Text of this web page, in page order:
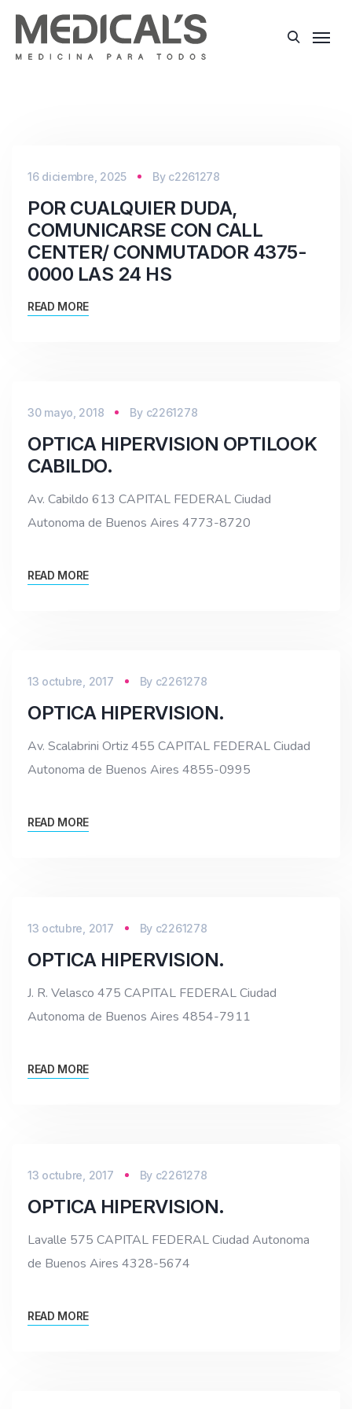
16 diciembre, 2025 By c2261278
POR CUALQUIER DUDA,
COMUNICARSE CON CALL
CENTER/ CONMUTADOR 4375-
0000 LAS 24 HS
READ MORE
30 mayo, 2018 By c2261278
OPTICA HIPERVISION OPTILOOK
CABILDO.
Av. Cabildo 613 CAPITAL FEDERAL Ciudad
Autonoma de Buenos Aires 4773-8720
READ MORE
13 octubre, 2017 By c2261278
OPTICA HIPERVISION.
Av. Scalabrini Ortiz 455 CAPITAL FEDERAL Ciudad
Autonoma de Buenos Aires 4855-0995
READ MORE
13 octubre, 2017 By c2261278
OPTICA HIPERVISION.
J. R. Velasco 475 CAPITAL FEDERAL Ciudad
Autonoma de Buenos Aires 4854-7911
READ MORE
13 octubre, 2017 By c2261278
OPTICA HIPERVISION.
Lavalle 575 CAPITAL FEDERAL Ciudad Autonoma
de Buenos Aires 4328-5674
READ MORE